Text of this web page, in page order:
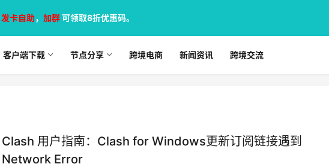
客户端下载 节点分享 跨境电商 新闻资讯 跨境交流
Clash 用户指南：Clash for Windows更新订阅链接遇到
Network Error
发卡自助， 加群可领取8折优惠码。